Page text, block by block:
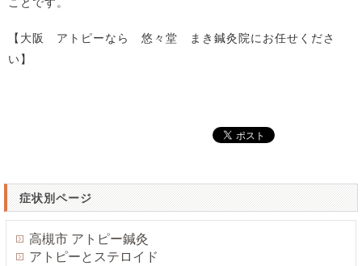
【大阪 アトピーなら 悠々堂 まき鍼灸院にお任せくださ
い】
症状別ページ
高槻市 アトピー鍼灸
アトピーとステロイド